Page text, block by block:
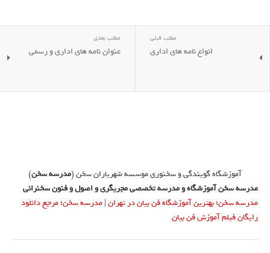
مطلب قبلی
انواع نامه های اداری
مطلب بعدی
عنوان نامه های اداری و رسمی
آموزشگاه گویندگی و سخنوری موسسه شهریاران سخن (مدرسه سخن)
مدرسه سخن آموزشگاه و مدرسه تخصصی مجریگری و اصول و فنون سخنرانی
مدرسه سخن؛ بهترین آموزشگاه فن بیان در تهران|مدرسه سخن؛ مرجع دانلود
رایگان فیلم آموزش فن بیان